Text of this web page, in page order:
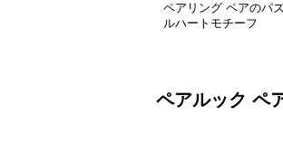
ペアリング ペアのパ
ルハートモチーフ
ペアルック ペ